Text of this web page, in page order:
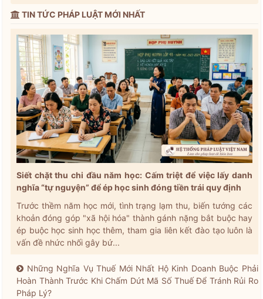
TIN TỨC PHÁP LUẬT MỚI NHẤT
Siết chặt thu chi đầu năm học: Cấm triệt để việc lấy danh
nghĩa “tự nguyện” để ép học sinh đóng tiền trái quy định
Trước thềm năm học mới, tình trạng lạm thu, biến tướng các
khoản đóng góp "xã hội hóa" thành gánh nặng bắt buộc hay
ép buộc học sinh học thêm, tham gia liên kết đào tạo luôn là
vấn đề nhức nhối gây bứ...
Những Nghĩa Vụ Thuế Mới Nhất Hộ Kinh Doanh Buộc Phải
Hoàn Thành Trước Khi Chấm Dứt Mã Số Thuế Để Tránh Rủi Ro
Pháp Lý?